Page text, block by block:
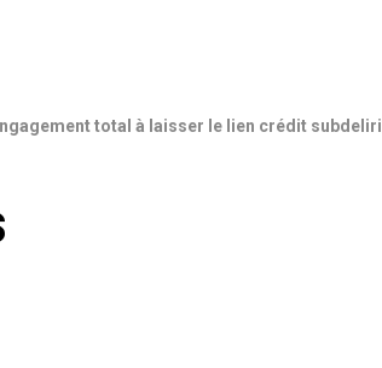
total à laisser le lien crédit